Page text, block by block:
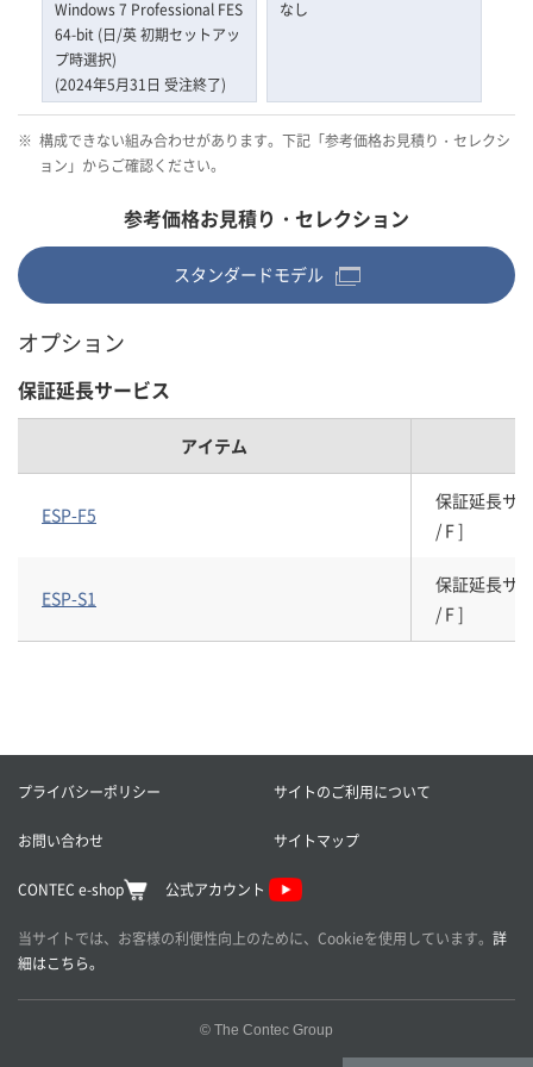
Windows 7 Professional FES
64-bit (日/英 初期セットアッ
プ時選択)
(2024年5月31日 受注終了)
なし
※ 構成できない組み合わせがあります。下記「参考価格お見積り・セレクシ
ョン」からご確認ください。
参考価格お見積り・セレクション
スタンダードモデル
オプション
保証延長サービス
アイテム
ESP-F5
保証延長サ
/ F ]
ESP-S1
保証延長サ
/ F ]
プライバシーポリシー サイトのご利用について
お問い合わせ サイトマップ
CONTEC e-shop 公式アカウント
当サイトでは、お客様の利便性向上のために、Cookieを使用しています。 詳
細はこちら。
© The Contec Group